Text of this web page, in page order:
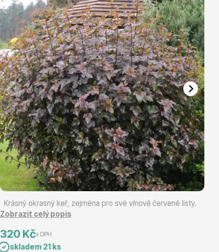
Vřesovištní rostliny
Vánoční stromky v květináčích a řezané
Magnólie
Krásný okrasný keř, zejména pro své vínově červené listy.
Zobrazit celý popis
320 Kčs DPH
skladem 21 ks